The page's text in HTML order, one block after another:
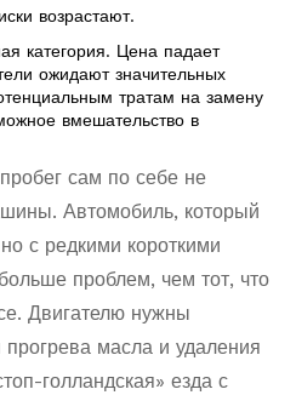
возрастают.
категория. Цена падает
ожидают значительных
тратам на замену
вмешательство в
сам по себе не
Автомобиль, который
с редкими короткими
проблем, чем тот, что
Двигателю нужны
прогрева масла и удаления
голландская» езда с